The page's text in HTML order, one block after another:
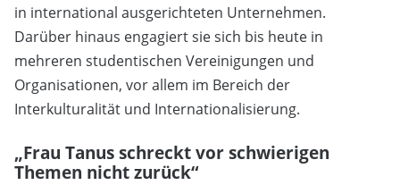
in international ausgerichteten Unternehmen.
Darüber hinaus engagiert sie sich bis heute in
mehreren studentischen Vereinigungen und
Organisationen, vor allem im Bereich der
Interkulturalität und Internationalisierung.
„Frau Tanus schreckt vor schwierigen
Themen nicht zurück“